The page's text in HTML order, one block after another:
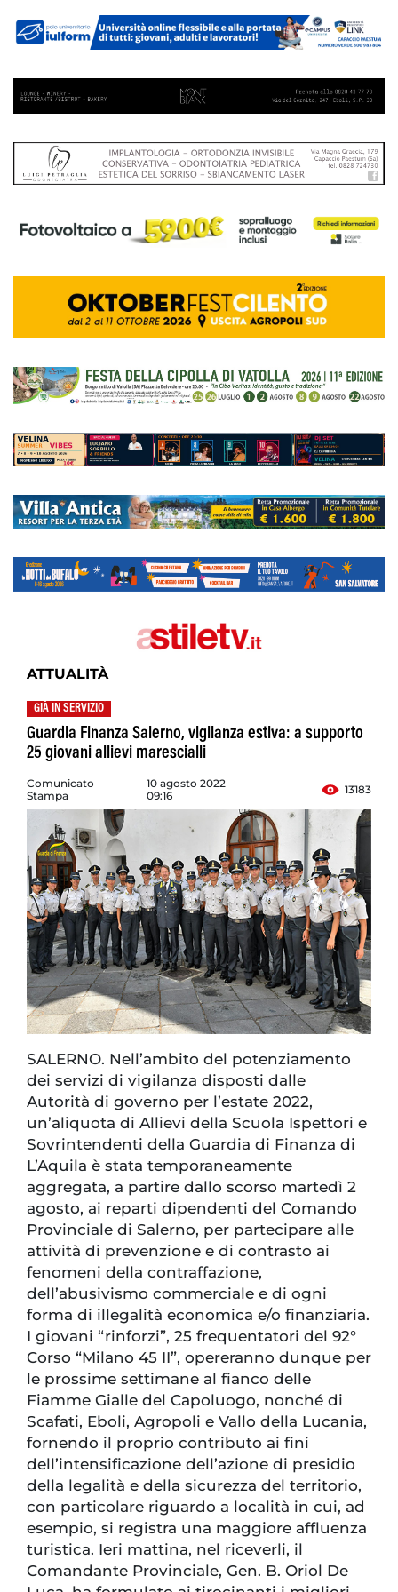
ATTUALITÀ
GIÀ IN SERVIZIO
Guardia Finanza Salerno, vigilanza estiva: a supporto
25 giovani allievi marescialli
Comunicato
Stampa
10 agosto 2022
09:16
13183
SALERNO. Nell’ambito del potenziamento
dei servizi di vigilanza disposti dalle
Autorità di governo per l’estate 2022,
un’aliquota di Allievi della Scuola Ispettori e
Sovrintendenti della Guardia di Finanza di
L’Aquila è stata temporaneamente
aggregata, a partire dallo scorso martedì 2
agosto, ai reparti dipendenti del Comando
Provinciale di Salerno, per partecipare alle
attività di prevenzione e di contrasto ai
fenomeni della contraffazione,
dell’abusivismo commerciale e di ogni
forma di illegalità economica e/o finanziaria.
I giovani “rinforzi”, 25 frequentatori del 92°
Corso “Milano 45 II”, opereranno dunque per
le prossime settimane al fianco delle
Fiamme Gialle del Capoluogo, nonché di
Scafati, Eboli, Agropoli e Vallo della Lucania,
fornendo il proprio contributo ai fini
dell’intensificazione dell’azione di presidio
della legalità e della sicurezza del territorio,
con particolare riguardo a località in cui, ad
esempio, si registra una maggiore affluenza
turistica. Ieri mattina, nel riceverli, il
Comandante Provinciale, Gen. B. Oriol De